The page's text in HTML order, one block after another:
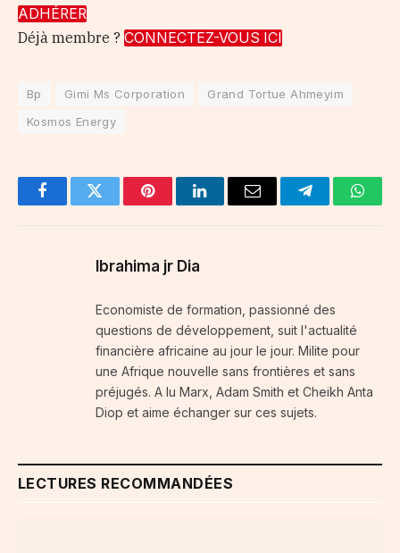
ADHÉRER
Déjà membre ? CONNECTEZ-VOUS ICI
Bp Gimi Ms Corporation
Grand Tortue Ahmeyim
Kosmos Energy
FacebookTwitter PinterestLinkedInEmail Telegram
Ibrahima jr Dia
Economiste de formation, passionné des
questions de développement, suit l'actualité
financière africaine au jour le jour. Milite pour
une Afrique nouvelle sans frontières et sans
préjugés. A lu Marx, Adam Smith et Cheikh Anta
Diop et aime échanger sur ces sujets.
LECTURES RECOMMANDÉES